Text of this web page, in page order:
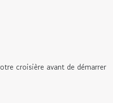
croisière avant de démarrer